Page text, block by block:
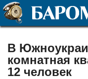
В
комнатная
12 человек